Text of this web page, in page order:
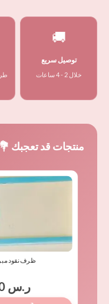
🚚
توصيل سريع
خلال 2 - 4 ساعات
منتجات قد تعجبك 💐
ظرف نقود
ر.س